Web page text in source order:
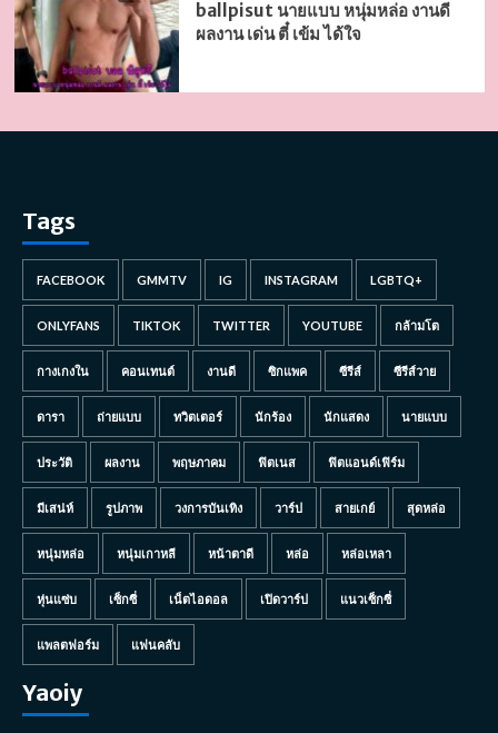
ballpisut นายแบบ หนุ่มหล่อ งานดี
ผลงาน เด่น ตี๋ เข้ม ได้ใจ
Tags
FACEBOOK GMMTV IG INSTAGRAM LGBTQ+
ONLYFANS TIKTOK TWITTER YOUTUBE กล้ามโต
กางเกงใน คอนเทนต์ งานดี ซิกแพค ซีรีส์ ซีรีส์วาย
ดารา ถ่ายแบบ ทวิตเตอร์ นักร้อง นักแสดง นายแบบ
ประวัติ ผลงาน พฤษภาคม ฟิตเนส ฟิตแอนด์เฟิร์ม
มีเสน่ห์ รูปภาพ วงการบันเทิง วาร์ป สายเกย์ สุดหล่อ
หนุ่มหล่อ หนุ่มเกาหลี หน้าตาดี หล่อ หล่อเหลา
หุ่นแซ่บ เซ็กซี่ เน็ตไอดอล เปิดวาร์ป แนวเซ็กซี่
แพลตฟอร์ม แฟนคลับ
Yaoiy